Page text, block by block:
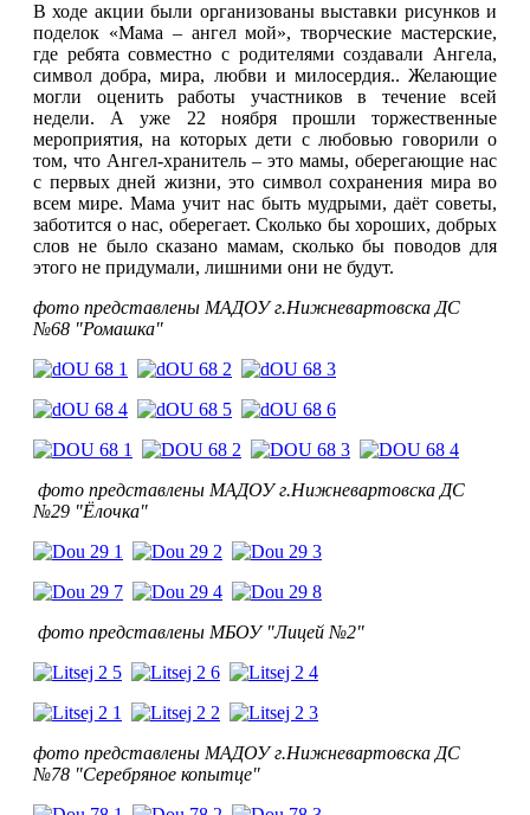
В ходе акции были организованы выставки рисунков и
поделок «Мама – ангел мой», творческие мастерские,
где ребята совместно с родителями создавали Ангела,
символ добра, мира, любви и милосердия.. Желающие
могли оценить работы участников в течение всей
недели. А уже 22 ноября прошли торжественные
мероприятия, на которых дети с любовью говорили о
том, что Ангел-хранитель – это мамы, оберегающие нас
с первых дней жизни, это символ сохранения мира во
всем мире. Мама учит нас быть мудрыми, даёт советы,
заботится о нас, оберегает. Сколько бы хороших, добрых
слов не было сказано мамам, сколько бы поводов для
этого не придумали, лишними они не будут.
фото представлены МАДОУ г.Нижневартовска ДС
№68 "Ромашка"
фото представлены МАДОУ г.Нижневартовска ДС
№29 "Ёлочка"
фото представлены МБОУ "Лицей №2"
фото представлены МАДОУ г.Нижневартовска ДС
№78 "Серебряное копытце"